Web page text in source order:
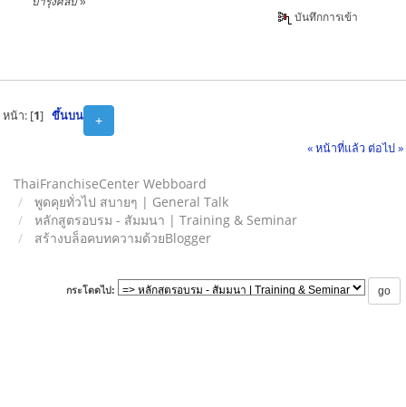
บันทึกการเข้า
+
หน้า: [1] ขึ้นบน
« หน้าที่แล้ว ต่อไป »
ThaiFranchiseCenter Webboard
พูดคุยทั่วไป สบายๆ | General Talk
หลักสูตรอบรม - สัมมนา | Training & Seminar
สร้างบล็อคบทความด้วยBlogger
กระโดดไป: